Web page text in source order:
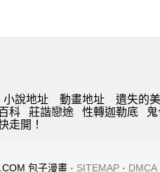
小說地址 動畫地址 遺失的
科 莊諧戀途 性轉迦勒底
走開！
包子漫畫 · SITEMAP · DMCA